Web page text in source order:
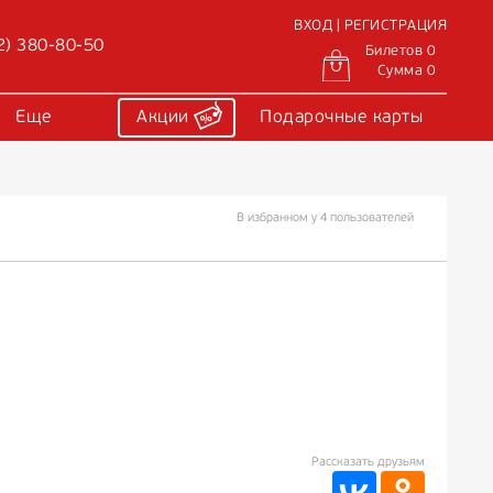
380-80-50
ВХОД | РЕГИСТРАЦИЯ
Билетов 0
Сумма 0
Еще Акции Подарочные карты
В избранном у 4 пользователей
Рассказать друзьям